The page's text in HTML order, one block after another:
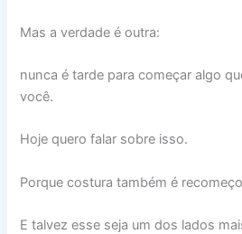
Mas a verdade é outra:
nunca é tarde para começar algo
você.
Hoje quero falar sobre isso.
Porque costura também é
E talvez esse seja um dos lados